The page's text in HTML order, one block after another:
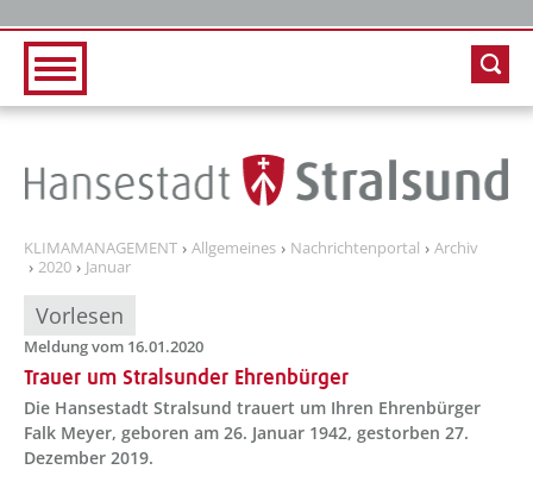
KLIMAMANAGEMENT Allgemeines Nachrichtenportal
Archiv
2020
Januar
Vorlesen
Meldung vom 16.01.2020
Trauer um Stralsunder Ehrenbürger
Die Hansestadt Stralsund trauert um Ihren Ehrenbürger
Falk Meyer, geboren am 26. Januar 1942, gestorben 27.
Dezember 2019.